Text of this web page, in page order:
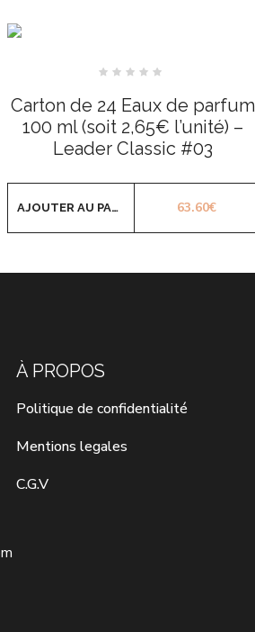
sur
5
Carton de 24 Eaux de parfum
100 ml (soit 2,65€ l’unité) –
Leader Classic #03
63.60€
AJOUTER AU PANIER
À PROPOS
Politique de confidentialité
Mentions legales
C.G.V